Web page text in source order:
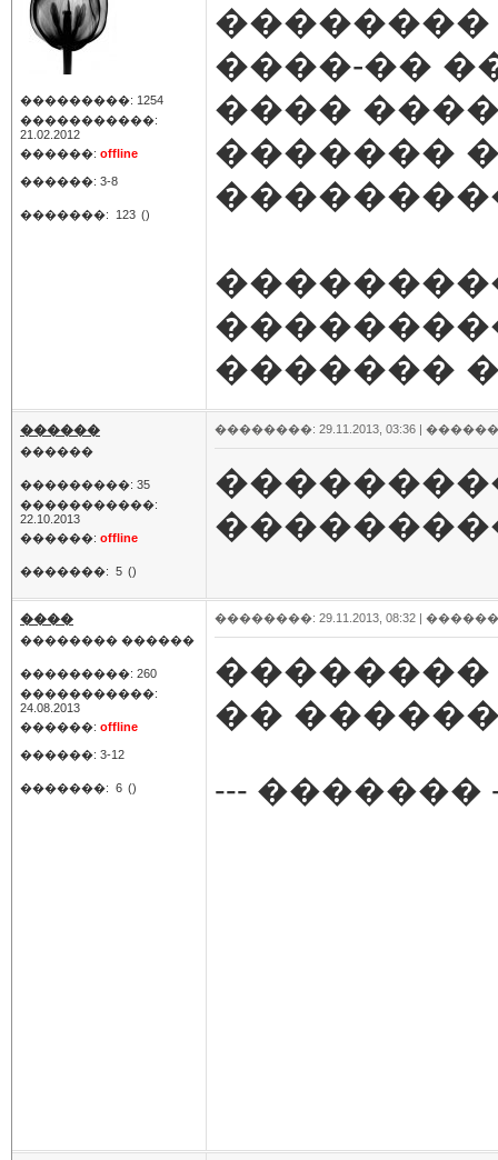
���������: 1254
�����������:
21.02.2012
������: offline
������: 3-8
�������: 123 ()
��������
����-��
����
�������
�������
������
������
���������: 35
�����������:
22.10.2013
������: offline
�������: 5 ()
��������: 29.11.2013, 03:36 |
����
�������� ������
���������: 260
�����������:
24.08.2013
������: offline
������: 3-12
�������: 6 ()
��������: 29.11.2013, 08:32 |
��������
��
--- �������